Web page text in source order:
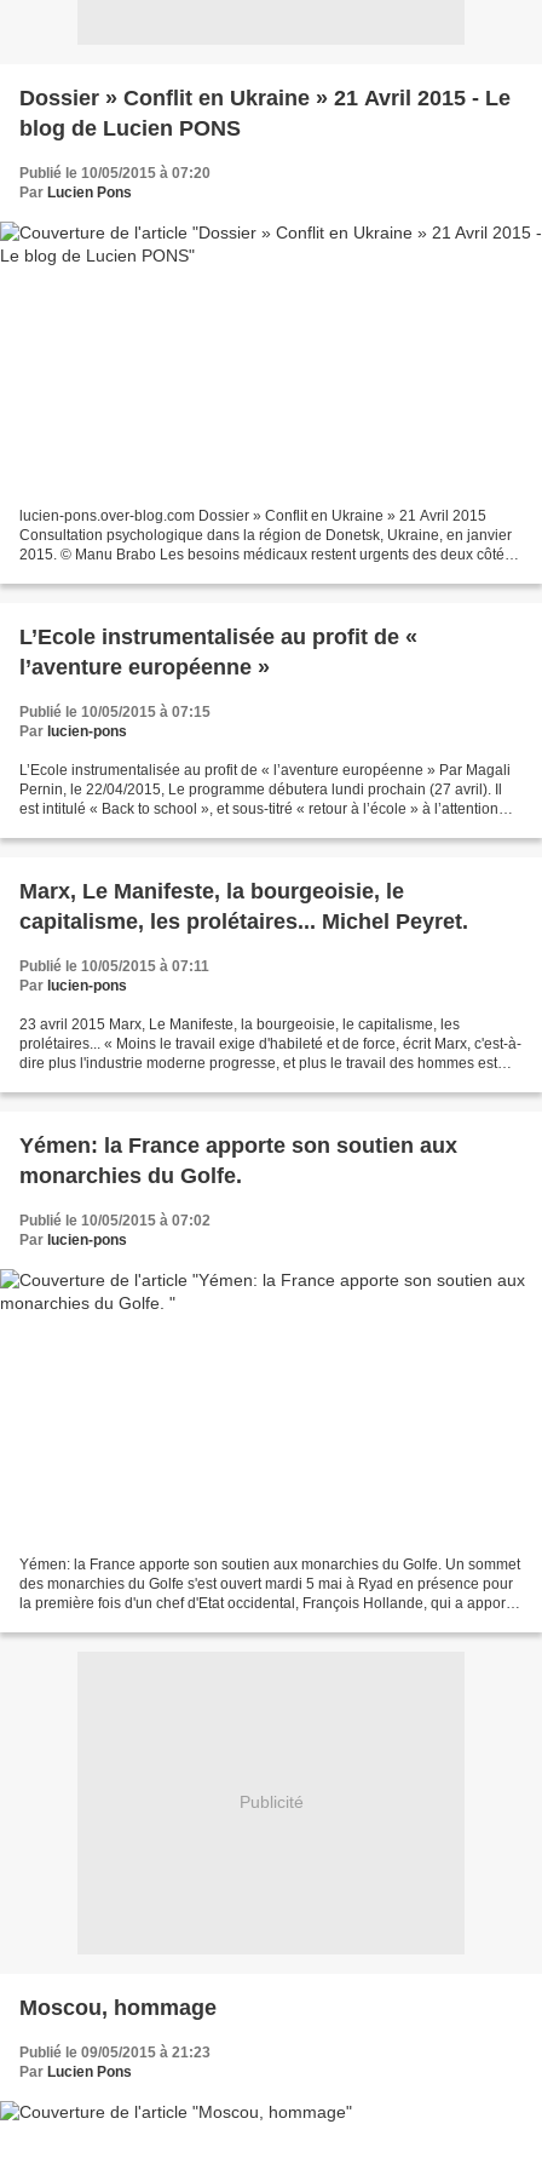
Dossier » Conflit en Ukraine » 21 Avril 2015 - Le
blog de Lucien PONS
Publié le 10/05/2015 à 07:20
Par Lucien Pons
lucien-pons.over-blog.com Dossier » Conflit en Ukraine » 21 Avril 2015
Consultation psychologique dans la région de Donetsk, Ukraine, en janvier
2015. © Manu Brabo Les besoins médicaux restent urgents des deux côtés
L’Ecole instrumentalisée au profit de «
l’aventure européenne »
Publié le 10/05/2015 à 07:15
Par lucien-pons
L’Ecole instrumentalisée au profit de « l’aventure européenne » Par Magali
Pernin, le 22/04/2015, Le programme débutera lundi prochain (27 avril). Il
est intitulé « Back to school », et sous-titré « retour à l’école » à l’attention
Marx, Le Manifeste, la bourgeoisie, le
capitalisme, les prolétaires... Michel Peyret.
Publié le 10/05/2015 à 07:11
Par lucien-pons
23 avril 2015 Marx, Le Manifeste, la bourgeoisie, le capitalisme, les
prolétaires... « Moins le travail exige d'habileté et de force, écrit Marx, c'est-à-
dire plus l'industrie moderne progresse, et plus le travail des hommes est
Yémen: la France apporte son soutien aux
monarchies du Golfe.
Publié le 10/05/2015 à 07:02
Par lucien-pons
Yémen: la France apporte son soutien aux monarchies du Golfe. Un sommet
des monarchies du Golfe s'est ouvert mardi 5 mai à Ryad en présence pour
la première fois d'un chef d'Etat occidental, François Hollande, qui a apporté
Publicité
Moscou, hommage
Publié le 09/05/2015 à 21:23
Par Lucien Pons